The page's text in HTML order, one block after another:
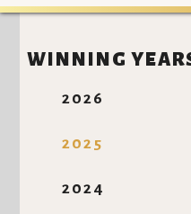
WINNING
2026
2025
2024